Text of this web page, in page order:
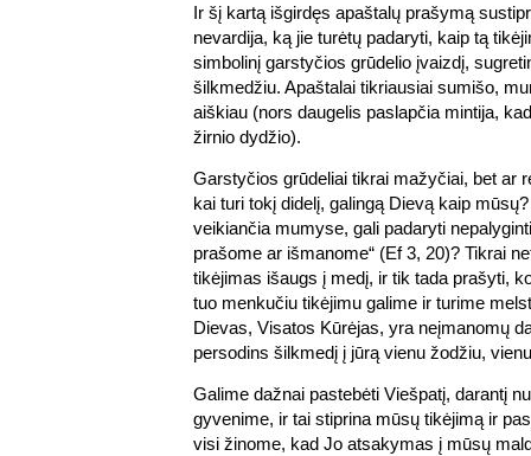
Ir šį kartą išgirdęs apaštalų prašymą
nevardija, ką jie turėtų padaryti, kaip tą
simbolinį garstyčios grūdelio įvaizdį,
šilkmedžiu. Apaštalai tikriausiai sumišo,
aiškiau (nors daugelis paslapčia mintija,
žirnio dydžio).
Garstyčios grūdeliai tikrai mažyčiai, bet ar
kai turi tokį didelį, galingą Dievą kaip
veikiančia mumyse, gali padaryti
prašome ar išmanome“ (Ef 3, 20)? Tikrai
tikėjimas išaugs į medį, ir tik tada prašyti,
tuo menkučiu tikėjimu galime ir turime
Dievas, Visatos Kūrėjas, yra neįmanomų
persodins šilkmedį į jūrą vienu žodžiu,
Galime dažnai pastebėti Viešpatį, darantį
gyvenime, ir tai stiprina mūsų tikėjimą ir
visi žinome, kad Jo atsakymas į mūsų